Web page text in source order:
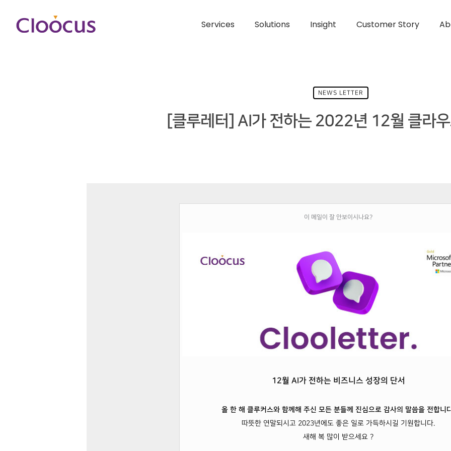
Services Solutions Insight Customer Story
NEWS LETTER
[클루레터] AI가 전하는 2022년 12월 클라
이 메일이 잘 안보이시나요?
12월 AI가 전하는 비즈니스 성장의 단서
올 한 해 클루커스와 함께해 주신 모든 분들께 진심으로 감사의 말씀을 전합니
따뜻한 연말되시고 2023년에도 좋은 일로 가득하시길 기원합니다.
새해 복 많이 받으세요 ?